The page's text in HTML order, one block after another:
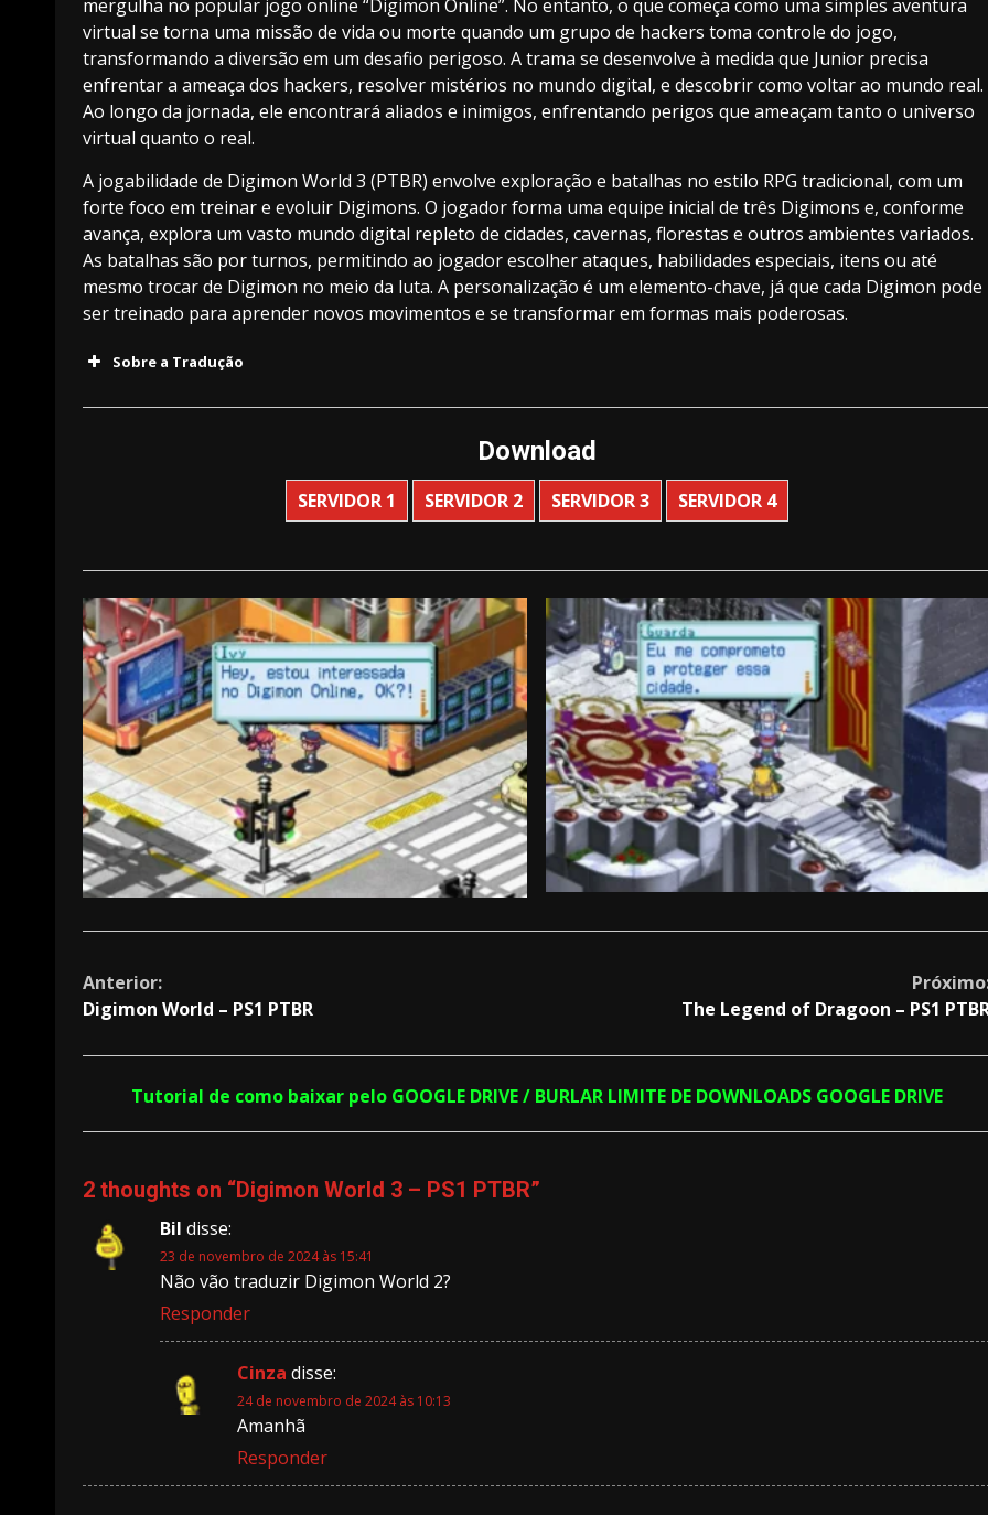
mergulha no popular jogo online “Digimon Online”. No entanto, o que começa como uma simples aventura
virtual se torna uma missão de vida ou morte quando um grupo de hackers toma controle do jogo,
transformando a diversão em um desafio perigoso. A trama se desenvolve à medida que Junior precisa
enfrentar a ameaça dos hackers, resolver mistérios no mundo digital, e descobrir como voltar ao mundo real.
Ao longo da jornada, ele encontrará aliados e inimigos, enfrentando perigos que ameaçam tanto o universo
virtual quanto o real.
A jogabilidade de Digimon World 3 (PTBR) envolve exploração e batalhas no estilo RPG tradicional, com um
forte foco em treinar e evoluir Digimons. O jogador forma uma equipe inicial de três Digimons e, conforme
avança, explora um vasto mundo digital repleto de cidades, cavernas, florestas e outros ambientes variados.
As batalhas são por turnos, permitindo ao jogador escolher ataques, habilidades especiais, itens ou até
mesmo trocar de Digimon no meio da luta. A personalização é um elemento-chave, já que cada Digimon pode
ser treinado para aprender novos movimentos e se transformar em formas mais poderosas.
Sobre a Tradução
Download
SERVIDOR 1 SERVIDOR 2 SERVIDOR 3 SERVIDOR 4
Continue
Reading
Anterior:
Digimon World – PS1 PTBR
The Legend of Dragoon – PS1
Tutorial de como baixar pelo GOOGLE DRIVE / BURLAR LIMITE DE DOWNLOADS GOOGLE DRIVE
2 thoughts on “Digimon World 3 – PS1 PTBR”
Bil disse:
23 de novembro de 2024 às 15:41
Não vão traduzir Digimon World 2?
Responder
Cinza disse:
24 de novembro de 2024 às 10:13
Amanhã
Responder